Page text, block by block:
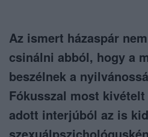
Az ismert házaspár
csinálni abból, hogy a
beszélnek a
Fókusszal most
adott interjúból az is